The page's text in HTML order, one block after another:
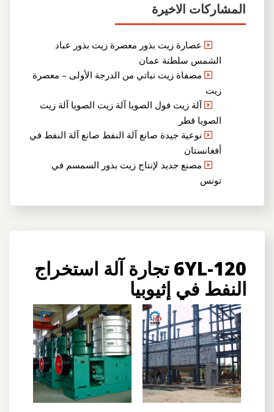
المشاركات الاخيرة
عصارة زيت بذور معصرة زيت بذور عباد
الشمس سلطنة عمان
مصفاة زيت نباتي من الدرجة الأولى – معصرة
زيت
آلة زيت فول الصويا آلة زيت الصويا آلة زيت
الصويا قطر
نوعية جيدة صانع آلة النفط صانع آلة النفط في
أفغانستان
مصنع جديد لإنتاج زيت بذور السمسم في
تونس
6YL-120 تجارة آلة استخراج
النفط في إثيوبيا